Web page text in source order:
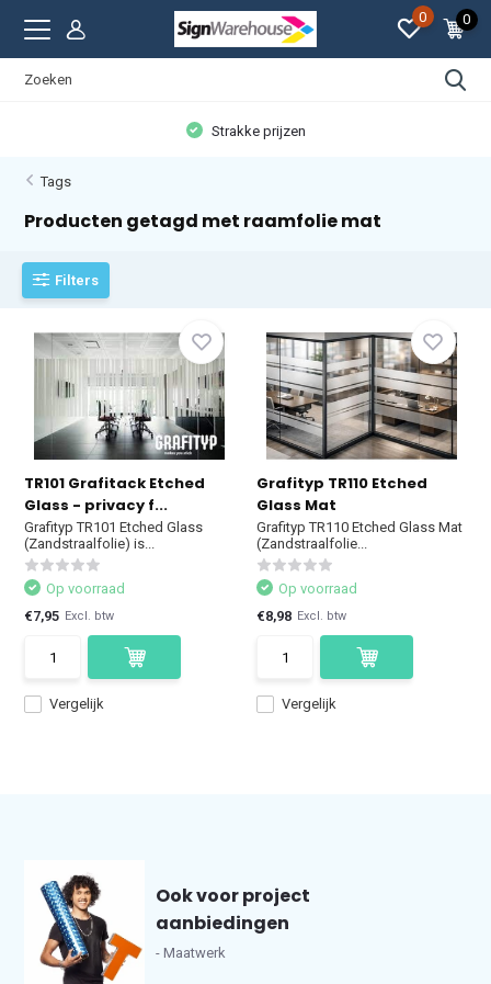
0 0
Strakke prijzen
Tags
Producten getagd met raamfolie mat
Filters
TR101 Grafitack Etched
Glass - privacy f...
Grafityp TR101 Etched Glass
(Zandstraalfolie) is...
Vergelijk
Op voorraad
€7,95 Excl. btw
Grafityp TR110 Etched
Glass Mat
Grafityp TR110 Etched Glass Mat
(Zandstraalfolie...
Vergelijk
Op voorraad
€8,98 Excl. btw
Ook voor project
aanbiedingen
- Maatwerk